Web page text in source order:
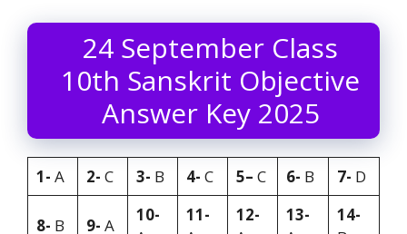
24 September Class
10th Sanskrit Objective
Answer Key 2025
1- A 2- C 3- B 4- C 5– C 6- B 7- D
8- B 9- A
10-
11-
12-
13-
14-